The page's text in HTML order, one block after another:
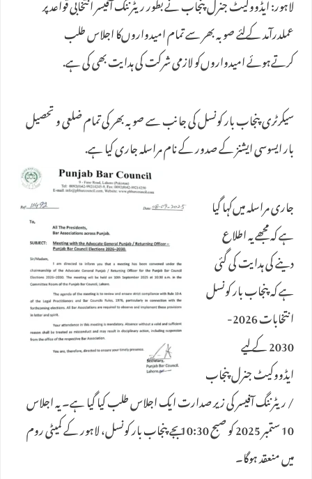
لاہور: ایڈووکیٹ جنرل پنجاب نے بطور ریٹرننگ آفیسر انتخابی قواعد پر
عملدرآمد کےلئے صوبہ بھر سے تمام امیدواروں‌کا اجلاس طلب
کرتےہوئے امیدواروں‌کو لازمی شرکت کی ہدایت بھی کی ہے.
سیکرٹری پنجاب بار کونسل کی جانب سے صوبہ بھر کی تمام ضلعی و تحصیل
بار ایسوسی ایشنز کے صدور کے نام مراسلہ جاری کیا ہے.
جاری مراسلہ میں‌کہا گیا
ہے کہ مجھے یہ اطلاع
دینے کی ہدایت کی گئی
ہے کہ پنجاب بار کونسل
انتخابات 2026-
2030 کے لیے
ایڈووکیٹ جنرل پنجاب
/ ریٹرننگ آفیسر کی زیر صدارت ایک اجلاس طلب کیا گیا ہے۔ یہ اجلاس
10 ستمبر 2025 کو صبح 10:30 بجے پنجاب بار کونسل، لاہور کے کمیٹی روم
میں منعقد ہوگا۔